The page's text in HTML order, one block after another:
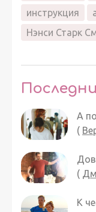
инструкция
Нэнси Старк
А
(
(
К